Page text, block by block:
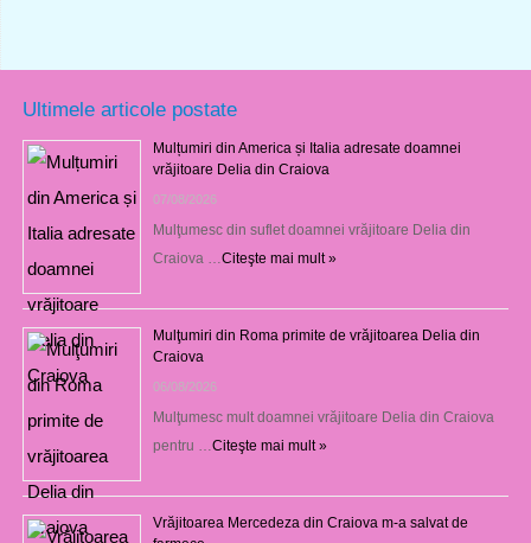
Ultimele articole postate
Mulțumiri din America și Italia adresate doamnei
vrăjitoare Delia din Craiova
07/08/2026
Mulţumesc din suflet doamnei vrăjitoare Delia din
Craiova … Citeşte mai mult »
Mulţumiri din Roma primite de vrăjitoarea Delia din
Craiova
06/08/2026
Mulţumesc mult doamnei vrăjitoare Delia din Craiova
pentru … Citeşte mai mult »
Vrăjitoarea Mercedeza din Craiova m-a salvat de